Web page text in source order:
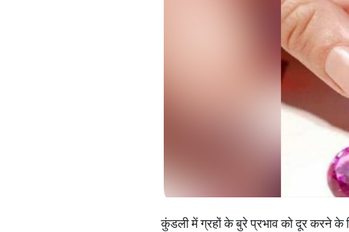
कुंडली में ग्रहों के बुरे प्रभाव को दूर करने के